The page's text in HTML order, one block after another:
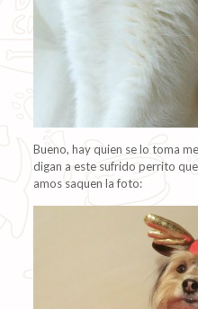
Bueno, hay quien se lo toma
digan a este sufrido perrito
amos saquen la foto: